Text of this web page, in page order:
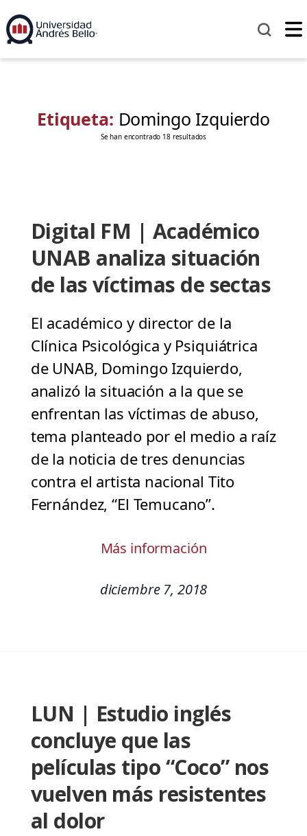
Etiqueta: Domingo Izquierdo
Se han encontrado 18 resultados
Digital FM | Académico
UNAB analiza situación
de las víctimas de sectas
El académico y director de la
Clínica Psicológica y Psiquiátrica
de UNAB, Domingo Izquierdo,
analizó la situación a la que se
enfrentan las víctimas de abuso,
tema planteado por el medio a raíz
de la noticia de tres denuncias
contra el artista nacional Tito
Fernández, “El Temucano”.
Más información
diciembre 7, 2018
LUN | Estudio inglés
concluye que las
películas tipo “Coco” nos
vuelven más resistentes
al dolor